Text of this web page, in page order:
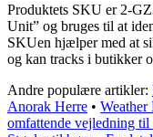
Produktets SKU er 2-
Unit” og bruges til at
SKUen hjælper med at
og kan tracks i butikker
Andre populære artikler:
Anorak Herre • Weather
omfattende vejledning